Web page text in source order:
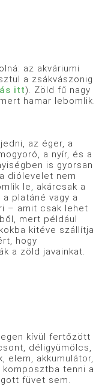
az akváriumi
a zsákvászonig
itt). Zöld fű nagy
hamar lebomlik.
az éger, a
a nyír, és a
is gyorsan
diólevelet nem
le, akárcsak a
platáné vagy a
– amit csak lehet
mert például
kitéve szállítja
hogy
a zöld javainkat.
kívül fertőzött
déligyümölcs,
elem, akkumulátor,
tenni a
füvet sem.